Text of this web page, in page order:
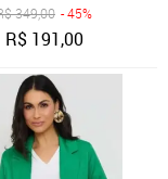
349,00 - 45%
R$ 191,00